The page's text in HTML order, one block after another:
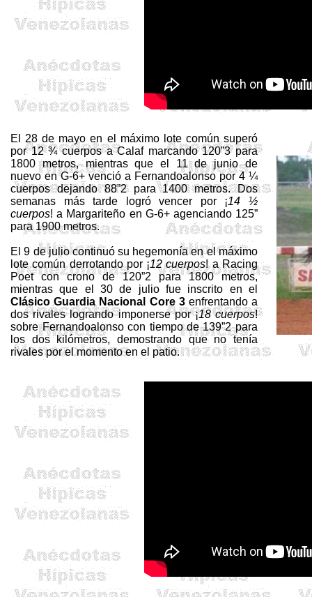
El 28 de mayo en el máximo lote común superó
por 12 ¾ cuerpos aCalafmarcando 120”3 para
1800 metros, mientras que el 11 de junio de
nuevo en G-6+ venció a Fernandoalonsopor 4 ¼
cuerpos dejando 88”2 para 1400 metros. Dos
semanas más tarde logró vencer por ¡14 ½
cuerpos! a Margariteño en G-6+ agenciando 125”
para 1900 metros.
El 9 de julio continuó su hegemonía en el máximo
lote común derrotando por ¡12 cuerpos! a Racing
Poetcon crono de 120”2 para 1800 metros,
mientras que el 30 de julio fue inscrito en el
Clásico Guardia Nacional Core 3enfrentando a
dos rivales logrando imponerse por ¡18 cuerpos!
sobreFernandoalonsocon tiempo de 139”2 para
los dos kilómetros, demostrando que no tenía
rivales por el momento en el patio.